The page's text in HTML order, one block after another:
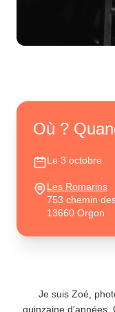
Où ?
Le 3 octobre
Les Romarins
753 chemin
13660 Orgon
Je suis Zoé,
quinzaine d'années.